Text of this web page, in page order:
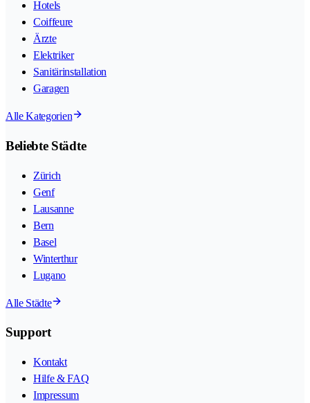
Hotels
Coiffeure
Ärzte
Elektriker
Sanitärinstallation
Garagen
Alle Kategorien
Beliebte Städte
Zürich
Genf
Lausanne
Bern
Basel
Winterthur
Lugano
Alle Städte
Support
Kontakt
Hilfe & FAQ
Impressum